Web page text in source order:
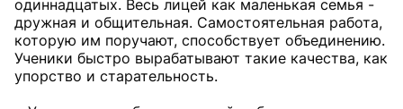
одиннадцатых. Весь лицей как маленькая семья -
дружная и общительная. Самостоятельная работа,
которую им поручают, способствует объединению.
Ученики быстро вырабатывают такие качества, как
упорство и старательность.